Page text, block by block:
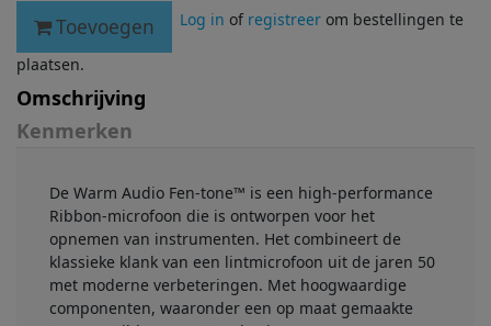
Toevoegen Log in of registreerom bestellingen te
plaatsen.
Omschrijving
Kenmerken
De Warm Audio Fen-tone™ is een high-performance
Ribbon-microfoon die is ontworpen voor het
opnemen van instrumenten. Het combineert de
klassieke klank van een lintmicrofoon uit de jaren 50
met moderne verbeteringen. Met hoogwaardige
componenten, waaronder een op maat gemaakte